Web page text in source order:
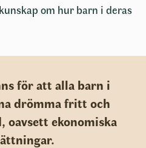
om hur barn i deras
för att alla barn i
drömma fritt och
ekonomiska